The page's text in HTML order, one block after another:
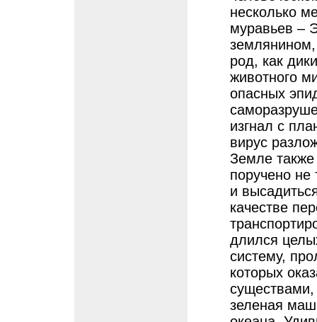
несколько
муравьев –
землянином,
род, как
животного
опасных
изгнал с
вирус
Земле
поручено не
и
качестве
длился
систему,
которых
зеленая